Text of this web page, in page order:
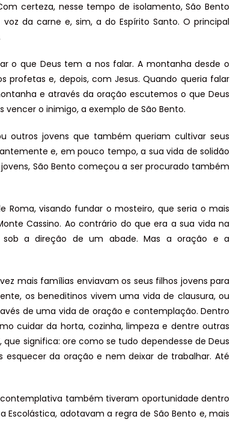
certeza, nesse tempo de isolamento, São Bento
da carne e, sim, a do Espírito Santo. O principal
o que Deus tem a nos falar. A montanha desde o
e, depois, com Jesus. Quando queria falar
e através da oração escutemos o que Deus
o inimigo, a exemplo de São Bento.
outros jovens que também queriam cultivar seus
e, em pouco tempo, a sua vida de solidão
São Bento começou a ser procurado também
Roma, visando fundar o mosteiro, que seria o mais
Cassino. Ao contrário do que era a sua vida na
a direção de um abade. Mas a oração e a
mais famílias enviavam os seus filhos jovens para
os beneditinos vivem uma vida de clausura, ou
de uma vida de oração e contemplação. Dentro
cuidar da horta, cozinha, limpeza e dentre outras
que significa: ore como se tudo dependesse de Deus
da oração e nem deixar de trabalhar. Até
também tiveram oportunidade dentro
Escolástica, adotavam a regra de São Bento e, mais